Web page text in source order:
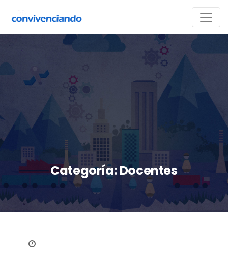
Categoría:Docentes